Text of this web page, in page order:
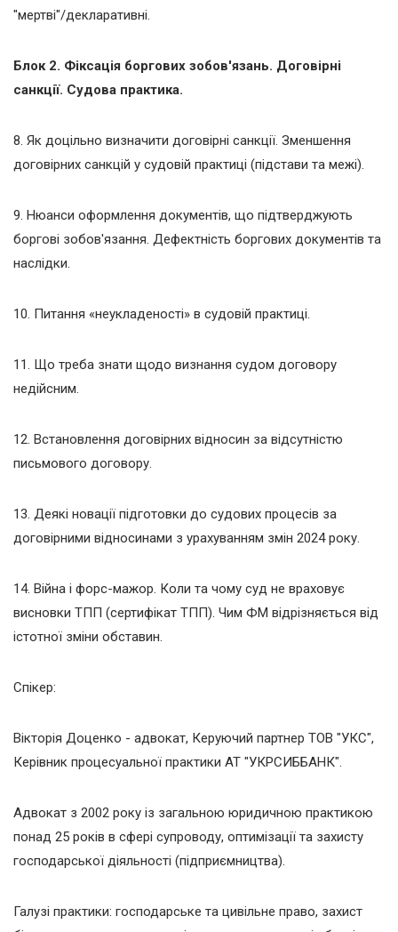
"мертві"/декларативні.
Блок 2. Фіксація боргових зобов'язань. Договірні
санкції. Судова практика.
8. Як доцільно визначити договірні санкції. Зменшення
договірних санкцій у судовій практиці (підстави та межі).
9. Нюанси оформлення документів, що підтверджують
боргові зобов'язання. Дефектність боргових документів та
наслідки.
10. Питання «неукладеності» в судовій практиці.
11. Що треба знати щодо визнання судом договору
недійсним.
12. Встановлення договірних відносин за відсутністю
письмового договору.
13. Деякі новації підготовки до судових процесів за
договірними відносинами з урахуванням змін 2024 року.
14. Війна і форс-мажор. Коли та чому суд не враховує
висновки ТПП (сертифікат ТПП). Чим ФМ відрізняється від
істотної зміни обставин.
Спікер:
Вікторія Доценко - адвокат, Керуючий партнер ТОВ "УКС",
Керівник процесуальної практики АТ "УКРСИББАНК".
Адвокат з 2002 року із загальною юридичною практикою
понад 25 років в сфері супроводу, оптимізації та захисту
господарської діяльності (підприємництва).
Галузі практики: господарське та цивільне право, захист